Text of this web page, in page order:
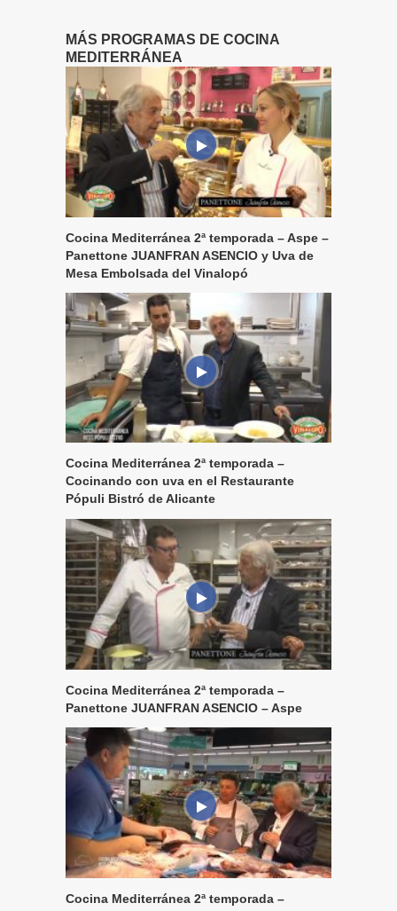
MÁS PROGRAMAS DE COCINA
MEDITERRÁNEA
Cocina Mediterránea 2ª temporada – Aspe –
Panettone JUANFRAN ASENCIO y Uva de
Mesa Embolsada del Vinalopó
Cocina Mediterránea 2ª temporada –
Cocinando con uva en el Restaurante
Pópuli Bistró de Alicante
Cocina Mediterránea 2ª temporada –
Panettone JUANFRAN ASENCIO – Aspe
Cocina Mediterránea 2ª temporada –